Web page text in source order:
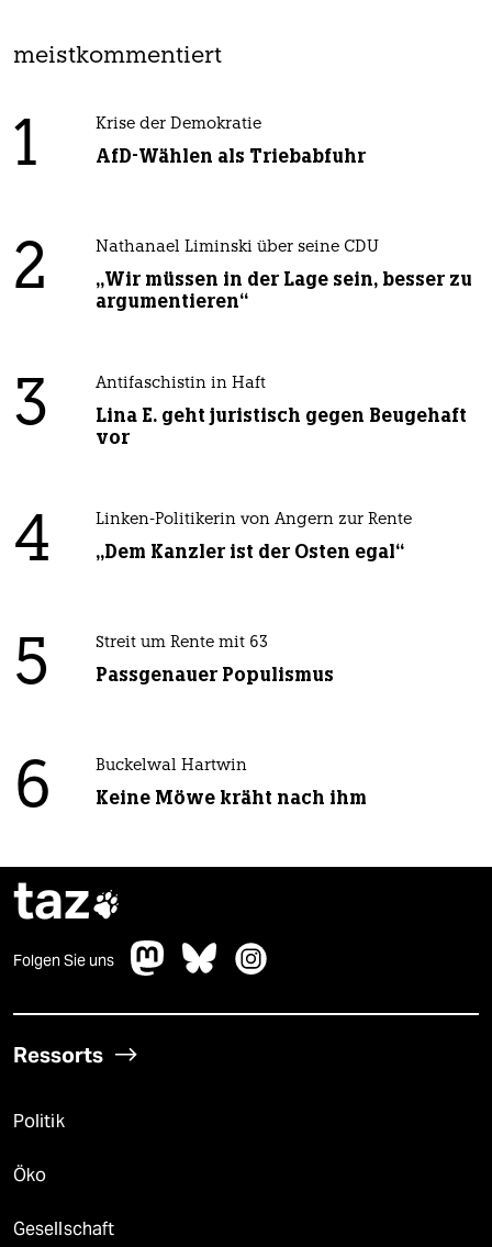
meistkommentiert
1 Krise der Demokratie
AfD-Wählen als Triebabfuhr
2 Nathanael Liminski über seine CDU
„Wir müssen in der Lage sein, besser zu
argumentieren“
3 Antifaschistin in Haft
Lina E. geht juristisch gegen Beugehaft
vor
4 Linken-Politikerin von Angern zur Rente
„Dem Kanzler ist der Osten egal“
5 Streit um Rente mit 63
Passgenauer Populismus
6 Buckelwal Hartwin
Keine Möwe kräht nach ihm
taz
Folgen Sie uns
Ressorts
Politik
Öko
Gesellschaft